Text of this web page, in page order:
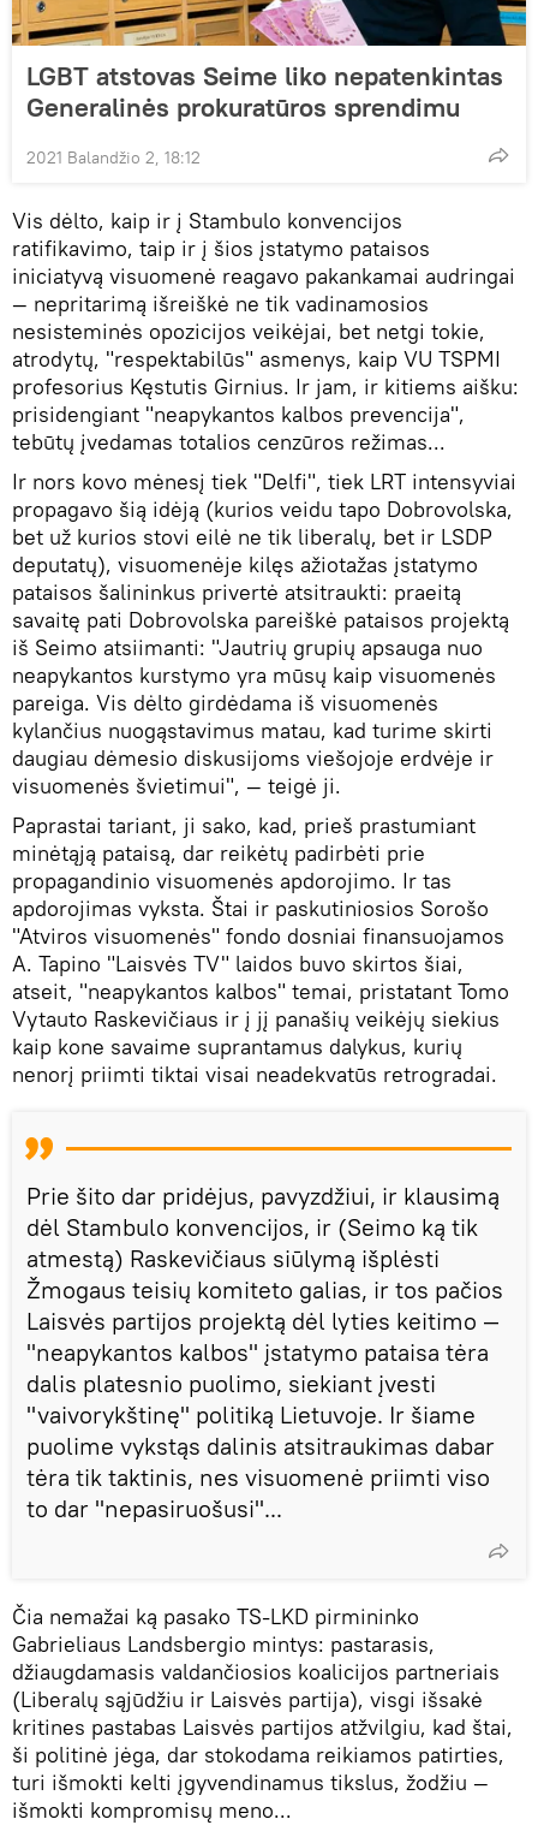
LGBT atstovas Seime liko nepatenkintas
Generalinės prokuratūros sprendimu
2021 Balandžio 2, 18:12
Vis dėlto, kaip ir į Stambulo konvencijos
ratifikavimo, taip ir į šios įstatymo pataisos
iniciatyvą visuomenė reagavo pakankamai audringai
— nepritarimą išreiškė ne tik vadinamosios
nesisteminės opozicijos veikėjai, bet netgi tokie,
atrodytų, "respektabilūs" asmenys, kaip VU TSPMI
profesorius Kęstutis Girnius. Ir jam, ir kitiems aišku:
prisidengiant "neapykantos kalbos prevencija",
tebūtų įvedamas totalios cenzūros režimas...
Ir nors kovo mėnesį tiek "Delfi", tiek LRT intensyviai
propagavo šią idėją (kurios veidu tapo Dobrovolska,
bet už kurios stovi eilė ne tik liberalų, bet ir LSDP
deputatų), visuomenėje kilęs ažiotažas įstatymo
pataisos šalininkus privertė atsitraukti: praeitą
savaitę pati Dobrovolska pareiškė pataisos projektą
iš Seimo atsiimanti: "Jautrių grupių apsauga nuo
neapykantos kurstymo yra mūsų kaip visuomenės
pareiga. Vis dėlto girdėdama iš visuomenės
kylančius nuogąstavimus matau, kad turime skirti
daugiau dėmesio diskusijoms viešojoje erdvėje ir
visuomenės švietimui", — teigė ji.
Paprastai tariant, ji sako, kad, prieš prastumiant
minėtąją pataisą, dar reikėtų padirbėti prie
propagandinio visuomenės apdorojimo. Ir tas
apdorojimas vyksta. Štai ir paskutiniosios Sorošo
"Atviros visuomenės" fondo dosniai finansuojamos
A. Tapino "Laisvės TV" laidos buvo skirtos šiai,
atseit, "neapykantos kalbos" temai, pristatant Tomo
Vytauto Raskevičiaus ir į jį panašių veikėjų siekius
kaip kone savaime suprantamus dalykus, kurių
nenorį priimti tiktai visai neadekvatūs retrogradai.
Prie šito dar pridėjus, pavyzdžiui, ir klausimą
dėl Stambulo konvencijos, ir (Seimo ką tik
atmestą) Raskevičiaus siūlymą išplėsti
Žmogaus teisių komiteto galias, ir tos pačios
Laisvės partijos projektą dėl lyties keitimo —
"neapykantos kalbos" įstatymo pataisa tėra
dalis platesnio puolimo, siekiant įvesti
"vaivorykštinę" politiką Lietuvoje. Ir šiame
puolime vykstąs dalinis atsitraukimas dabar
tėra tik taktinis, nes visuomenė priimti viso
to dar "nepasiruošusi"...
Čia nemažai ką pasako TS-LKD pirmininko
Gabrieliaus Landsbergio mintys: pastarasis,
džiaugdamasis valdančiosios koalicijos partneriais
(Liberalų sąjūdžiu ir Laisvės partija), visgi išsakė
kritines pastabas Laisvės partijos atžvilgiu, kad štai,
ši politinė jėga, dar stokodama reikiamos patirties,
turi išmokti kelti įgyvendinamus tikslus, žodžiu —
išmokti kompromisų meno...